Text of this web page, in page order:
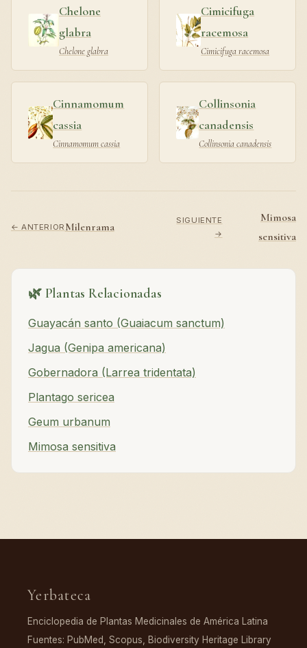
Chelone
glabra
Chelone glabra
Cimicifuga
racemosa
Cimicifuga racemosa
Cinnamomum
cassia
Cinnamomum cassia
Collinsonia
canadensis
Collinsonia canadensis
← ANTERIORMilenrama
SIGUIENTE
→
Mimosa
sensitiva
🌿 Plantas Relacionadas
Guayacán santo (Guaiacum sanctum)
Jagua (Genipa americana)
Gobernadora (Larrea tridentata)
Plantago sericea
Geum urbanum
Mimosa sensitiva
Yerbateca
Enciclopedia de Plantas Medicinales de América Latina
Fuentes: PubMed, Scopus, Biodiversity Heritage Library